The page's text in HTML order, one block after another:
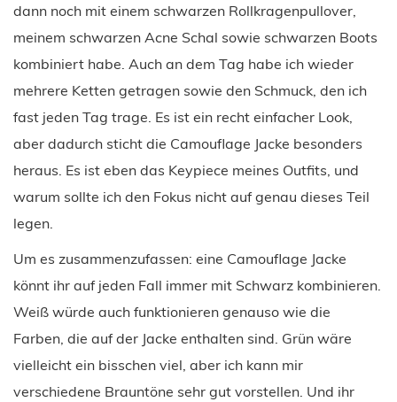
dann noch mit einem schwarzen Rollkragenpullover,
meinem schwarzen Acne Schal sowie schwarzen Boots
kombiniert habe. Auch an dem Tag habe ich wieder
mehrere Ketten getragen sowie den Schmuck, den ich
fast jeden Tag trage. Es ist ein recht einfacher Look,
aber dadurch sticht die Camouflage Jacke besonders
heraus. Es ist eben das Keypiece meines Outfits, und
warum sollte ich den Fokus nicht auf genau dieses Teil
legen.
Um es zusammenzufassen: eine Camouflage Jacke
könnt ihr auf jeden Fall immer mit Schwarz kombinieren.
Weiß würde auch funktionieren genauso wie die
Farben, die auf der Jacke enthalten sind. Grün wäre
vielleicht ein bisschen viel, aber ich kann mir
verschiedene Brauntöne sehr gut vorstellen. Und ihr